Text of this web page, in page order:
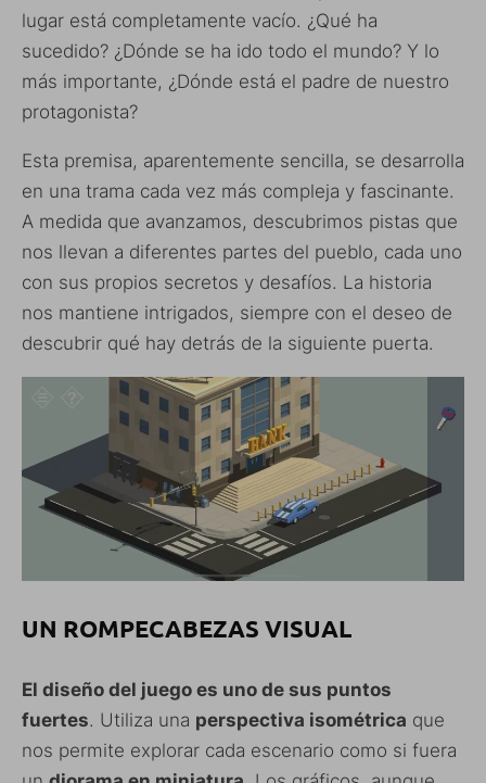
lugar está completamente vacío. ¿Qué ha
sucedido? ¿Dónde se ha ido todo el mundo? Y lo
más importante, ¿Dónde está el padre de nuestro
protagonista?
Esta premisa, aparentemente sencilla, se desarrolla
en una trama cada vez más compleja y fascinante.
A medida que avanzamos, descubrimos pistas que
nos llevan a diferentes partes del pueblo, cada uno
con sus propios secretos y desafíos. La historia
nos mantiene intrigados, siempre con el deseo de
descubrir qué hay detrás de la siguiente puerta.
UN ROMPECABEZAS VISUAL
El diseño del juego es uno de sus puntos
fuertes. Utiliza una perspectiva isométrica que
nos permite explorar cada escenario como si fuera